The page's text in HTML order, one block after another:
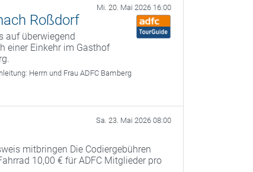
Mi. 20. Mai 2026 16:00
Roßdorf
auf überwiegend
einer Einkehr im Gasthof
Herrn und Frau ADFC Bamberg
Sa. 23. Mai 2026 08:00
mitbringen Die Codiergebühren
10,00 € für ADFC Mitglieder pro